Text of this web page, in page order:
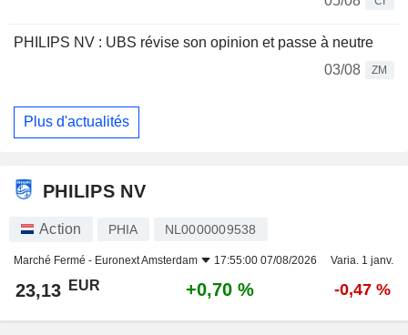
PHILIPS NV : UBS révise son opinion et passe à neutre
03/08
ZM
Plus d'actualités
PHILIPS NV
Action PHIA NL0000009538
Marché Fermé - Euronext Amsterdam 17:55:00 07/08/2026 Varia. 1 janv.
23,13 EUR +0,70 % -0,47 %